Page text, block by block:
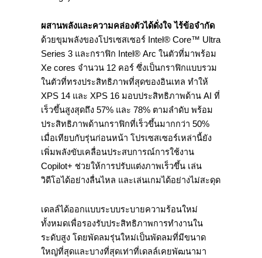
ผสานพลังและความคล่องตัวได้ดั่งใจ ไร้ข้อจำกัด
ด้วยขุมพลังของโปรเซสเซอร์ Intel® Core™ Ultra
Series 3 และกราฟิก Intel® Arc ในตัวที่มาพร้อม
Xe cores จำนวน 12 คอร์ ซึ่งเป็นกราฟิกแบบรวม
ในตัวที่ทรงประสิทธิภาพที่สุดของอินเทล ทำให้
XPS 14 และ XPS 16 มอบประสิทธิภาพด้าน AI ที่
เร็วขึ้นสูงสุดถึง 57% และ 78% ตามลำดับ พร้อม
ประสิทธิภาพด้านกราฟิกที่เร็วขึ้นมากกว่า 50%
เมื่อเทียบกับรุ่นก่อนหน้า โปรเซสเซอร์เหล่านี้ยัง
เพิ่มพลังขับเคลื่อนประสบการณ์การใช้งาน
Copilot+ ช่วยให้การปรับแต่งภาพเร็วขึ้น เล่น
วิดีโอได้อย่างลื่นไหล และเล่นเกมได้อย่างไม่สะดุด
เดลล์ได้ออกแบบระบบระบายความร้อนใหม่
ทั้งหมดเพื่อรองรับประสิทธิภาพการทำงานใน
ระดับสูง โดยพัดลมรุ่นใหม่เป็นพัดลมที่มีขนาด
ใหญ่ที่สุดและบางที่สุดเท่าที่เดลล์เคยพัฒนามา